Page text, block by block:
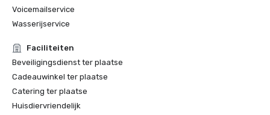
Voicemailservice
Wasserijservice
Faciliteiten
Beveiligingsdienst ter plaatse
Cadeauwinkel ter plaatse
Catering ter plaatse
Huisdiervriendelijk